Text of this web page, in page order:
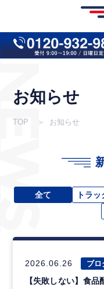
お知らせ
TOP お知らせ
全て トラ
2026.06.26 ブロ
【失敗しない】食